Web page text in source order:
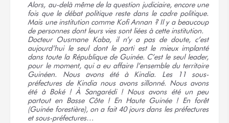
Alors, au-delà même de la question judiciaire, encore une
fois que le débat politique reste dans le cadre politique.
Mais une institution comme Kofi Annan ? Il y a beaucoup
de personnes dont leurs vies sont liées à cette institution.
Docteur Ousmane Kaba, il n’y a pas de doute, c’est
aujourd’hui le seul dont le parti est le mieux implanté
dans toute la République de Guinée. C’est le seul leader,
pour le moment, qui a eu affaire l’ensemble du territoire
Guinéen. Nous avons été à Kindia. Les 11 sous-
préfectures de Kindia nous avons sillonné. Nous avons
été à Boké ! À Sangarédi ! Nous avons été un peu
partout en Basse Côte ! En Haute Guinée ! En forêt
(Guinée forestière), on a fait 40 jours dans les préfectures
et sous-préfectures…